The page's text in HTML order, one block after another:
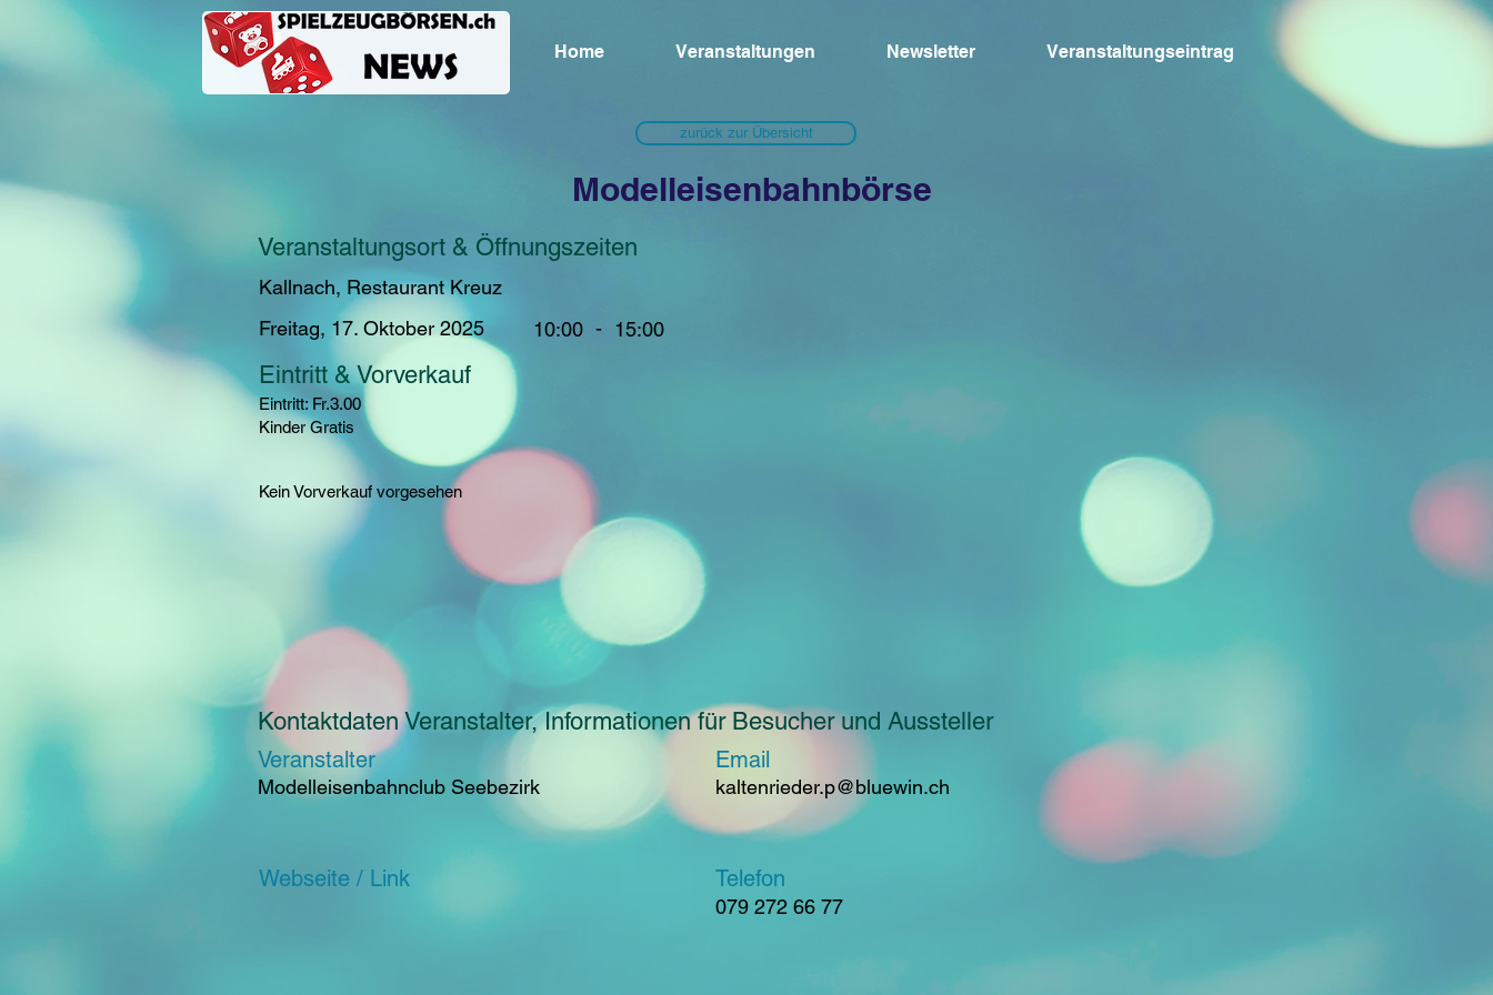
Home Veranstaltungen Newsletter Veranstaltungseintrag
zurück zur Übersicht
Modelleisenbahnbörse
Veranstaltungsort & Öffnungszeiten
Kallnach, Restaurant Kreuz
Freitag, 17. Oktober 2025
-
Eintritt & Vorverkauf
Eintritt: Fr.3.00
Kinder Gratis
Kein Vorverkauf vorgesehen
Kontaktdaten Veranstalter, Informationen für Besucher und Aussteller
Veranstalter
Modelleisenbahnclub Seebezirk
Webseite / Link
Email
kaltenrieder.p@bluewin.ch
Telefon
079 272 66 77